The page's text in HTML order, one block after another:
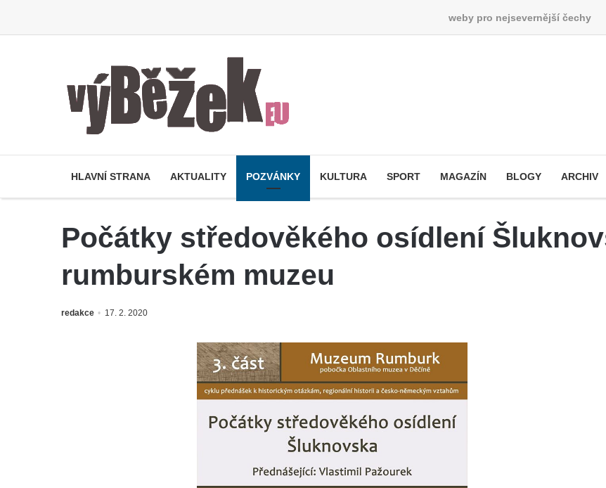
weby pro nejsevernější čechy
HLAVNÍ STRANA AKTUALITY POZVÁNKY KULTURA SPORT MAGAZÍN BLOGY ARCHIV
Počátky středověkého osídlení
rumburském muzeu
redakce 17. 2. 2020